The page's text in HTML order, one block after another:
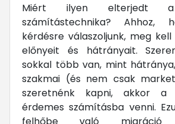
Miért ilyen elterjedt a
számítástechnika?
kérdésre válaszoljunk, meg kell
előnyeit és hátrányait.
sokkal több van, mint
szakmai (és nem csak
szeretnénk kapni, akkor a
érdemes számításba venni.
felhőbe való migráció